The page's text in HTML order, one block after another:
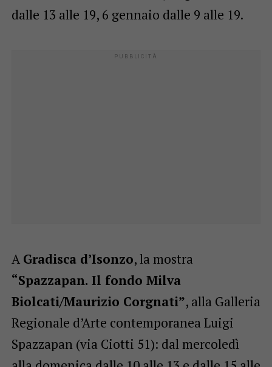
dalle 13 alle 19, 6 gennaio dalle 9 alle 19.
A Gradisca d’Isonzo, la mostra
“Spazzapan. Il fondo Milva
Biolcati/Maurizio Corgnati”, alla Galleria
Regionale d’Arte contemporanea Luigi
Spazzapan (via Ciotti 51): dal mercoledì